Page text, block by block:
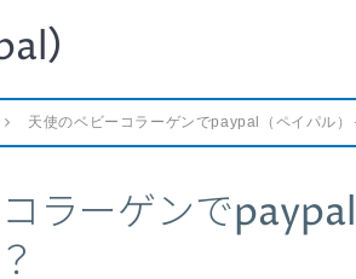
）
天使のベビーコラーゲンでpaypal（ペイパル）
ラーゲンでpaypal